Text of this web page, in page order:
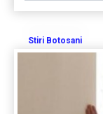
Stiri Botosani